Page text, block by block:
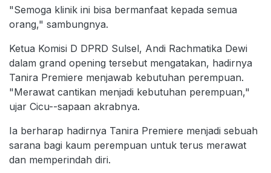
"Semoga klinik ini bisa bermanfaat kepada semua
orang," sambungnya.
Ketua Komisi D DPRD Sulsel, Andi Rachmatika Dewi
dalam grand opening tersebut mengatakan, hadirnya
Tanira Premiere menjawab kebutuhan perempuan.
"Merawat cantikan menjadi kebutuhan perempuan,"
ujar Cicu--sapaan akrabnya.
Ia berharap hadirnya Tanira Premiere menjadi sebuah
sarana bagi kaum perempuan untuk terus merawat
dan memperindah diri.